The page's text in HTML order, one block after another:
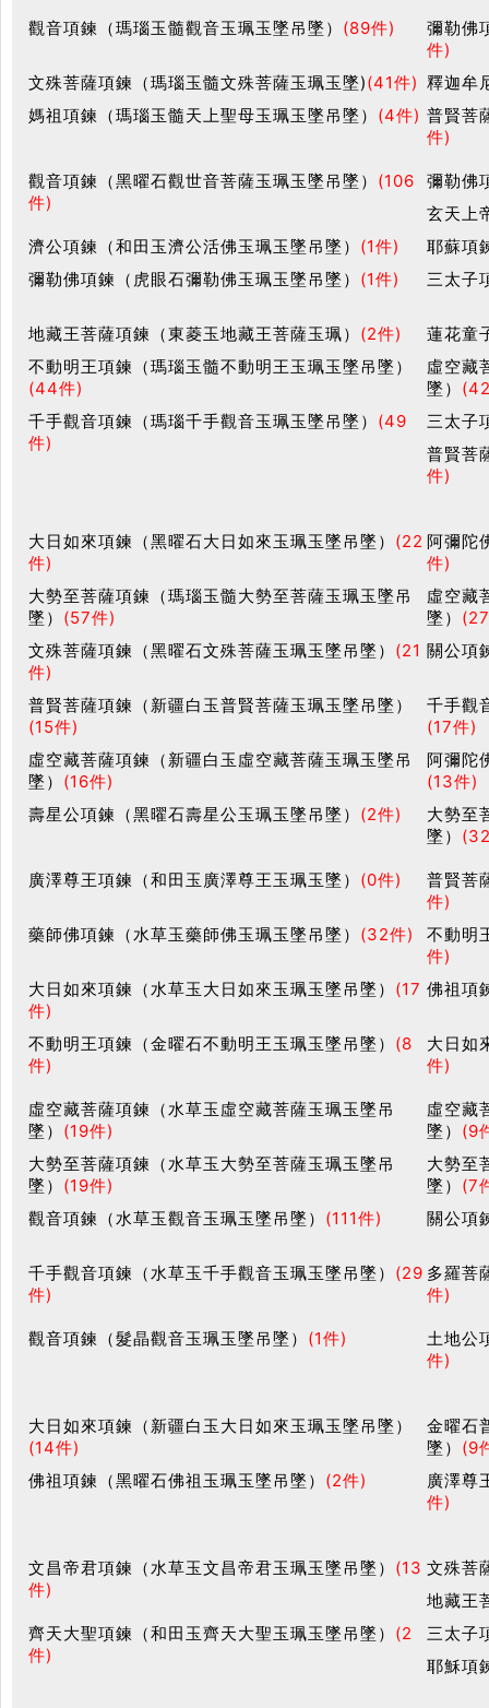
觀音項鍊（瑪瑙玉髓觀音玉珮玉墜吊墜） (89件)
彌勒佛
件)
文殊菩薩項鍊（瑪瑙玉髓文殊菩薩玉珮玉墜)(41件) 釋迦牟
媽祖項鍊（瑪瑙玉髓天上聖母玉珮玉墜吊墜） (4件) 普賢菩
件)
觀音項鍊（黑曜石觀世音菩薩玉珮玉墜吊墜） (106
件)
彌勒佛
玄天上
濟公項鍊（和田玉濟公活佛玉珮玉墜吊墜） (1件)
耶蘇項
彌勒佛項鍊（虎眼石彌勒佛玉珮玉墜吊墜） (1件) 三太子
地藏王菩薩項鍊（東菱玉地藏王菩薩玉珮） (2件)
蓮花童
不動明王項鍊（瑪瑙玉髓不動明王玉珮玉墜吊墜）
(44件)
虛空藏
墜）
千手觀音項鍊（瑪瑙千手觀音玉珮玉墜吊墜） (49
件)
三太子
普賢菩
件)
大日如來項鍊（黑曜石大日如來玉珮玉墜吊墜） (22
件)
阿彌陀
件)
大勢至菩薩項鍊（瑪瑙玉髓大勢至菩薩玉珮玉墜吊
墜） (57件)
虛空藏
墜）
文殊菩薩項鍊（黑曜石文殊菩薩玉珮玉墜吊墜） (21
件)
關公項
普賢菩薩項鍊（新疆白玉普賢菩薩玉珮玉墜吊墜）
(15件)
千手觀
(17件)
虛空藏菩薩項鍊（新疆白玉虛空藏菩薩玉珮玉墜吊
墜） (16件)
阿彌陀
(13件)
壽星公項鍊（黑曜石壽星公玉珮玉墜吊墜） (2件)
大勢至
墜）
廣澤尊王項鍊（和田玉廣澤尊王玉珮玉墜） (0件)
普賢菩
件)
藥師佛項鍊（水草玉藥師佛玉珮玉墜吊墜） (32件)
不動明
件)
大日如來項鍊（水草玉大日如來玉珮玉墜吊墜） (17
件)
佛祖項
不動明王項鍊（金曜石不動明王玉珮玉墜吊墜） (8
件)
大日如
件)
虛空藏菩薩項鍊（水草玉虛空藏菩薩玉珮玉墜吊
墜） (19件)
虛空藏
墜） (9
大勢至菩薩項鍊（水草玉大勢至菩薩玉珮玉墜吊
墜） (19件)
大勢至
墜） (7
觀音項鍊（水草玉觀音玉珮玉墜吊墜） (111件) 關公項
千手觀音項鍊（水草玉千手觀音玉珮玉墜吊墜） (29
件)
多羅菩
件)
觀音項鍊（髮晶觀音玉珮玉墜吊墜） (1件)
土地公
件)
大日如來項鍊（新疆白玉大日如來玉珮玉墜吊墜）
(14件)
金曜石
墜） (9
佛祖項鍊（黑曜石佛祖玉珮玉墜吊墜） (2件)
廣澤尊
件)
文昌帝君項鍊（水草玉文昌帝君玉珮玉墜吊墜） (13
件)
文殊菩
地藏王
齊天大聖項鍊（和田玉齊天大聖玉珮玉墜吊墜） (2
件)
三太子
耶穌項